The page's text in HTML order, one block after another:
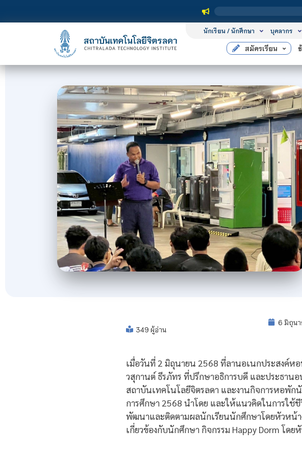
นักเรียน / นักศึกษา บุคลากร
สมัครเรียน
349 ผู้อ่าน
6 มิถุน
เมื่อวันที่ 2 มิถุนายน 2568 ที่ลานอเนกประสงค์ห
วสุกานต์ ธีรภัทร ที่ปรึกษาอธิการบดี และประธา
สถาบันเทคโนโลยีจิตรลดา และงานกิจการหอพั
การศึกษา 2568 นำโดย และให้แนวคิดในการใช้
พัฒนาและติดตามผลนักเรียนนักศึกษาโดยหัวหน้
เกี่ยวข้องกับนักศึกษา กิจกรรม Happy Dorm โ